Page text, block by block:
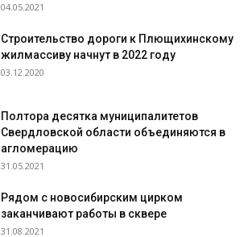
04.05.2021
Строительство дороги к Плющихинскому
жилмассиву начнут в 2022 году
03.12.2020
Полтора десятка муниципалитетов
Свердловской области объединяются в
агломерацию
31.05.2021
Рядом с новосибирским цирком
заканчивают работы в сквере
31.08.2021